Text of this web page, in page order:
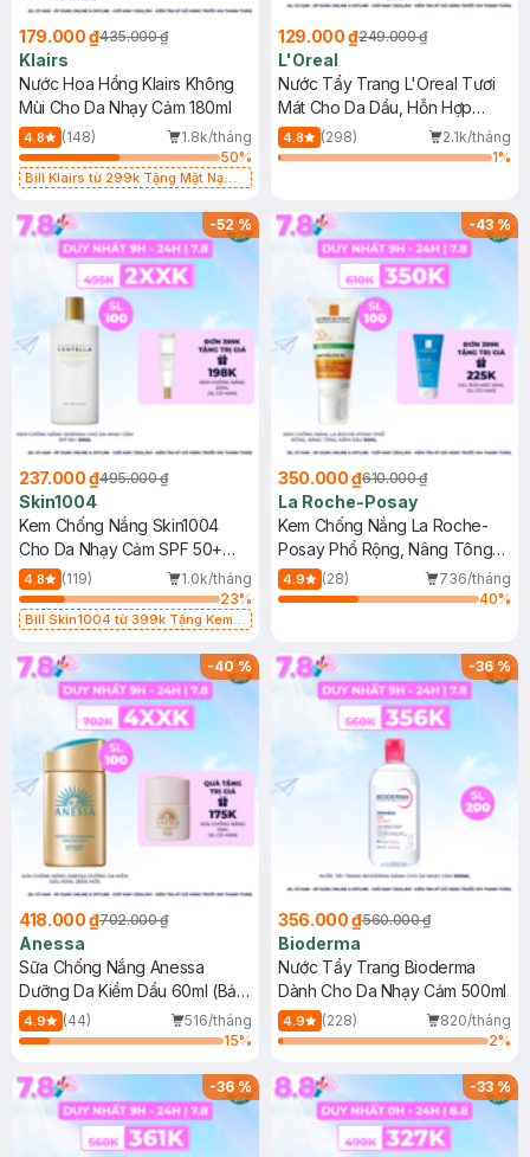
179.000 ₫435.000 ₫
Klairs
Nước Hoa Hồng Klairs Không
Mùi Cho Da Nhạy Cảm 180ml
4.8 (148)
1.8k/tháng
50%
Bill Klairs từ 299k Tặng Mặt Nạ
25ml (SL Có Hạn)
129.000 ₫249.000 ₫
L'Oreal
Nước Tẩy Trang L'Oreal Tươi
Mát Cho Da Dầu, Hỗn Hợp
400ml
4.8 (298)
2.1k/tháng
1%
-52%
237.000 ₫495.000 ₫
Skin1004
Kem Chống Nắng Skin1004
Cho Da Nhạy Cảm SPF 50+
50ml
4.8 (119)
1.0k/tháng
23%
Bill Skin1004 từ 399k Tặng Kem
SPF 50+ 20ml (SL Có Hạn)
-43%
350.000 ₫610.000 ₫
La Roche-Posay
Kem Chống Nắng La Roche-
Posay Phổ Rộng, Nâng Tông
Kiềm Dầu 50ml
4.9 (28)
736/tháng
40%
-40%
418.000 ₫702.000 ₫
Anessa
Sữa Chống Nắng Anessa
Dưỡng Da Kiềm Dầu 60ml (Bản
Mới)
4.9 (44)
516/tháng
15%
-36%
356.000 ₫560.000 ₫
Bioderma
Nước Tẩy Trang Bioderma
Dành Cho Da Nhạy Cảm 500ml
4.9 (228)
820/tháng
2%
-36% -33%